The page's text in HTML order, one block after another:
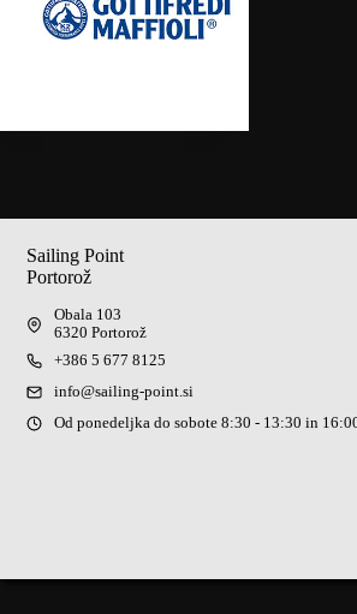
Sailing Point
Portorož
Obala 103
6320 Portorož
+386 5 677 8125
info@sailing-point.si
Od ponedeljka do sobote 8:30 - 13:30 in